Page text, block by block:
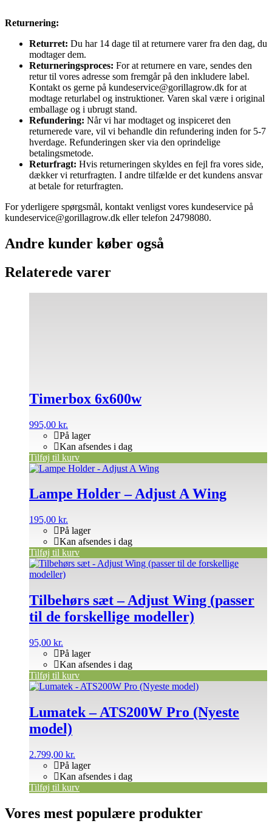
Returnering:
Returret: Du har 14 dage til at returnere varer fra den dag, du
modtager dem.
Returneringsproces: For at returnere en vare, sendes den
retur til vores adresse som fremgår på den inkludere label.
Kontakt os gerne på kundeservice@gorillagrow.dk for at
modtage returlabel og instruktioner. Varen skal være i original
emballage og i ubrugt stand.
Refundering: Når vi har modtaget og inspiceret den
returnerede vare, vil vi behandle din refundering inden for 5-7
hverdage. Refunderingen sker via den oprindelige
betalingsmetode.
Returfragt: Hvis returneringen skyldes en fejl fra vores side,
dækker vi returfragten. I andre tilfælde er det kundens ansvar
at betale for returfragten.
For yderligere spørgsmål, kontakt venligst vores kundeservice på
kundeservice@gorillagrow.dk eller telefon 24798080.
Andre kunder køber også
Relaterede varer
Timerbox 6x600w
995,00 kr.
På lager
Kan afsendes i dag
Tilføj til kurv
Lampe Holder – Adjust A Wing
195,00 kr.
På lager
Kan afsendes i dag
Tilføj til kurv
Tilbehørs sæt – Adjust Wing (passer
til de forskellige modeller)
95,00 kr.
På lager
Kan afsendes i dag
Tilføj til kurv
Lumatek – ATS200W Pro (Nyeste
model)
2.799,00 kr.
På lager
Kan afsendes i dag
Tilføj til kurv
Vores mest populære produkter